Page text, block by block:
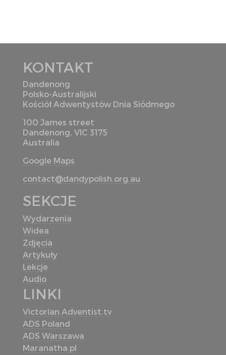
KONTAKT
Dandenong
Polsko-Australijski
Kościół Adwentystów Dnia Siódmego
100 James street
Dandenong, VIC 3175
Australia
Google Maps
contact@dandypolish.org.au
SEKCJE
Wydarzenia
Widea
Zdjęcia
Artykuły
Lekcje
Audio
LINKI
Victorian Adventist.tv
ADS Poland
ADS Warszawa
Maranatha.pl